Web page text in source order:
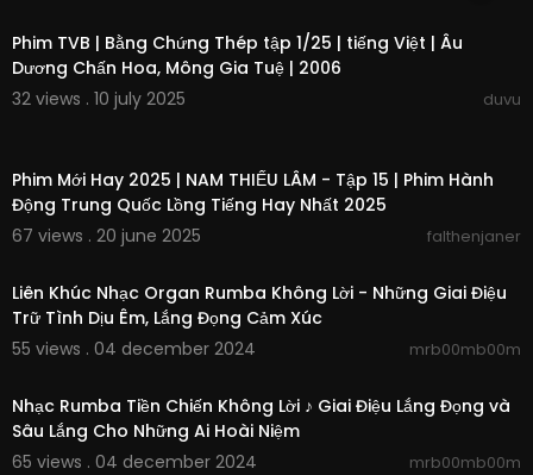
Địa chỉ: Số 411 Trần Văn Giàu, phường Bình Trị Đôn
g B, Quận Bình Tân, Tp. HCM
☎️ Điện thoại: (028) 62 900 939
E-mail: info@baophuc.vn
#cuatudong, #congtudong, #cuacongtudong,
#Cổngtựđộng , #Cửatựđộng , #Cửatựđộngbảoph
úc, #congtudongbaophuc, #cuabenhvienbao
ophuccongtudong, #cuabenhvien, #cửatựđộng
, #cửabệnhviện #thietbitudongbaophuc,#baop
hucautodoor, #nabco, #swico, #bft, #kth, #so
Phim TVB | Bằng Chứng Thép tập 1/25 | tiếng Việt | Âu
Dương Chấn Hoa, Mông Gia Tuệ | 2006
32 views . 10 july 2025
duvu
Phim Mới Hay 2025 | NAM THIẾU LÂM - Tập 15 | Phim Hành
Động Trung Quốc Lồng Tiếng Hay Nhất 2025
67 views . 20 june 2025
falthenjaner
Liên Khúc Nhạc Organ Rumba Không Lời - Những Giai Điệu
Trữ Tình Dịu Êm, Lắng Đọng Cảm Xúc
55 views . 04 december 2024
mrb00mb00m
Nhạc Rumba Tiền Chiến Không Lời ♪ Giai Điệu Lắng Đọng và
Sâu Lắng Cho Những Ai Hoài Niệm
65 views . 04 december 2024
mrb00mb00m